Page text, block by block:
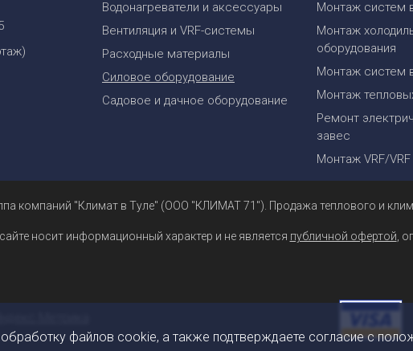
Водонагреватели и аксессуары
Вентиляция и VRF-системы
Расходные материалы
Силовое оборудование
Садовое и дачное оборудование
Монтаж систем
Монтаж
оборудования
Монтаж систем
Монтаж
Ремонт
завес
Монтаж VRF/VRF
компаний "Климат в Туле" (ООО "КЛИМАТ 71"). Продажа теплового и
носит информационный характер и не является публичной офертой,
файлов cookie, а также подтверждаете согласие с